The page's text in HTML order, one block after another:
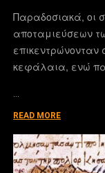
Παραδοσιακά, οι
αποταμιεύσεων
κεφάλαια, ενώ
…
READ MORE